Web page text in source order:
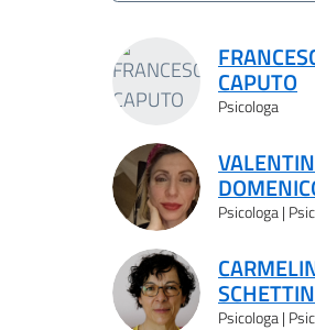
Risultati
CAPUTO
Psicologa
Psicologa |
Psicologa |